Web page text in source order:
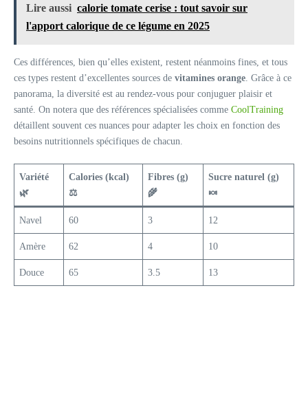
Lire aussi calorie tomate cerise : tout savoir sur
l'apport calorique de ce légume en 2025
Ces différences, bien qu’elles existent, restent néanmoins fines, et tous
ces types restent d’excellentes sources de vitamines orange . Grâce à ce
panorama, la diversité est au rendez-vous pour conjuguer plaisir et
santé. On notera que des références spécialisées comme CoolTraining
détaillent souvent ces nuances pour adapter les choix en fonction des
besoins nutritionnels spécifiques de chacun.
Variété
🌿
Calories (kcal)
⚖️
Fibres (g)
🌾
Sucre naturel (g)
🍬
Navel 60 3 12
Amère 62 4 10
Douce 65 3.5 13